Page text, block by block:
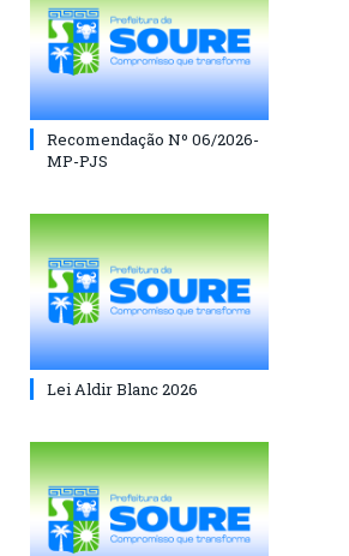
Recomendação Nº 06/2026-
MP-PJS
Lei Aldir Blanc 2026